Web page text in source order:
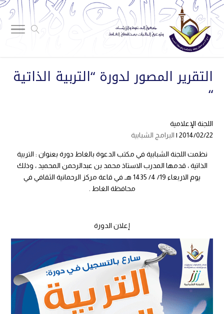
التقرير المصور لدورة “التربية الذاتية
“
اللجنة الإعلامية
2014/02/22 |
البرامج الشبابية
نظمت اللجنة الشبابية في مكتب الدعوة بالغاط دورة بعنوان : التربية
الذاتية ، قدمها المدرب الاستاذ محمد بن عبدالرحمن المحميد ، وذلك
يوم الاربعاء 19/ 4/ 1435 هـ في قاعة مركز الرحمانية الثقافي في
محافظة الغاط .
إعلان الدورة